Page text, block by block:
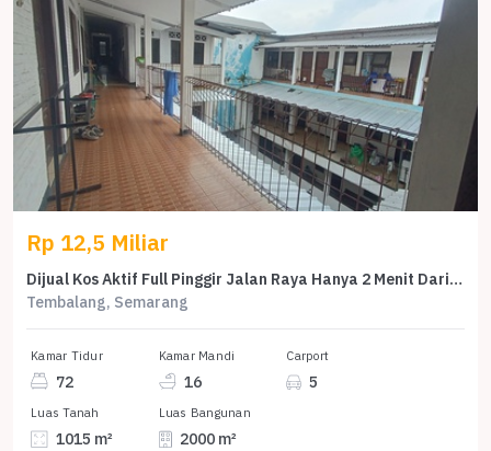
Rp 12,5 Miliar
Dijual Kos Aktif Full Pinggir Jalan Raya Hanya 2 Menit Dari Undip
Tembalang, Semarang
Kamar Tidur
72
Kamar Mandi
16
Carport
5
Luas Tanah
1015 m²
Luas Bangunan
2000 m²